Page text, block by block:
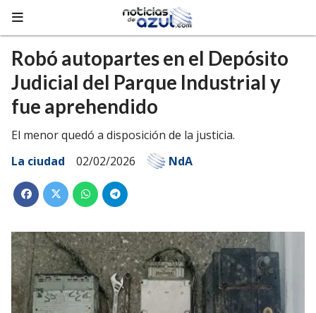
Robó autopartes en el Depósito
Judicial del Parque Industrial y
fue aprehendido
El menor quedó a disposición de la justicia.
La ciudad
02/02/2026 NdA